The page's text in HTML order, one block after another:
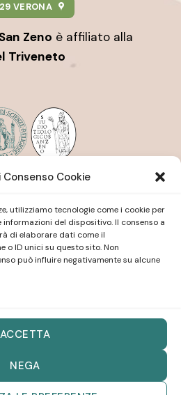
Cookie
utilizziamo tecnologie come i cookie per
del dispositivo. Il consenso a
di elaborare dati come il
o ID unici su questo sito. Non
può influire negativamente su alcune
ACCETTA
NEGA
VERONA
Zeno è affiliato alla
Triveneto
Religiose
| San Pietro
Religiose
Teologico| San Zeno